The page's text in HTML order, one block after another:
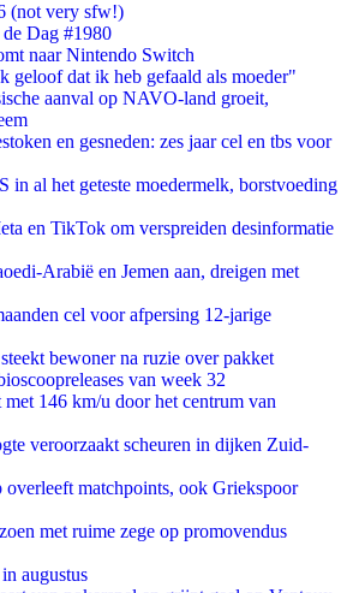
(not very sfw!)
Dag #1980
naar Nintendo Switch
geloof dat ik heb gefaald als moeder"
aanval op NAVO-land groeit,
en gesneden: zes jaar cel en tbs voor
al het geteste moedermelk, borstvoeding
en TikTok om verspreiden desinformatie
Arabië en Jemen aan, dreigen met
cel voor afpersing 12-jarige
bewoner na ruzie over pakket
van week 32
met 146 km/u door het centrum van
veroorzaakt scheuren in dijken Zuid-
overleeft matchpoints, ook Griekspoor
met ruime zege op promovendus
augustus